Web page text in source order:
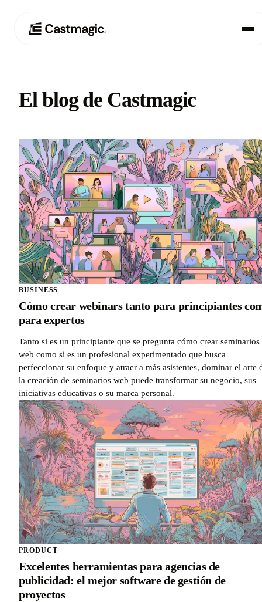
Casos de uso
03 Precios
04 Acerca de nosotros
El blog de Castmagic
BUSINESS
Cómo crear webinars tanto para principiantes
para expertos
Tanto si es un principiante que se pregunta cómo crear seminarios
web como si es un profesional experimentado que busca
perfeccionar su enfoque y atraer a más asistentes, dominar el arte
la creación de seminarios web puede transformar su negocio, sus
iniciativas educativas o su marca personal.
PRODUCT
Excelentes herramientas para agencias de
publicidad: el mejor software de gestión de
proyectos